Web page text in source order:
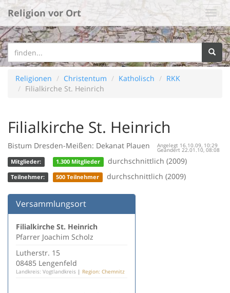
Religion vor Ort
Religionen Christentum Katholisch
RKK
Filialkirche St. Heinrich
Filialkirche St. Heinrich
Angelegt 16.10.09, 10:29
Geändert 22.01.10, 08:08
Bistum Dresden-Meißen: Dekanat Plauen
Mitglieder: 1.300 Mitglieder durchschnittlich (2009)
Teilnehmer: 500 Teilnehmer durchschnittlich (2009)
Versammlungsort
Filialkirche St. Heinrich
Pfarrer Joachim Scholz
Lutherstr. 15
08485 Lengenfeld
Landkreis: Vogtlandkreis | Region: Chemnitz